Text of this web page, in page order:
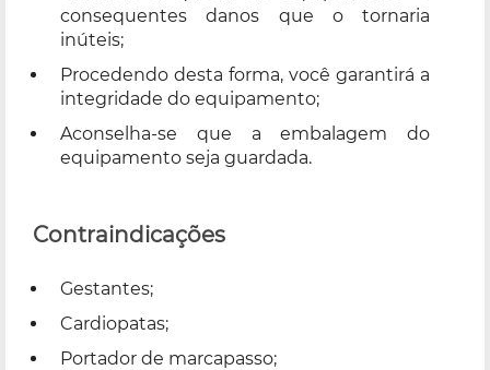
consequentes danos que o tornaria
inúteis;
Procedendo desta forma, você garantirá a
integridade do equipamento;
Aconselha-se que a embalagem do
equipamento seja guardada.
Contraindicações
Gestantes;
Cardiopatas;
Portador de marcapasso;